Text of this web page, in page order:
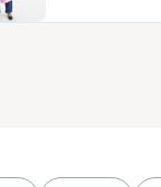
com confiança,